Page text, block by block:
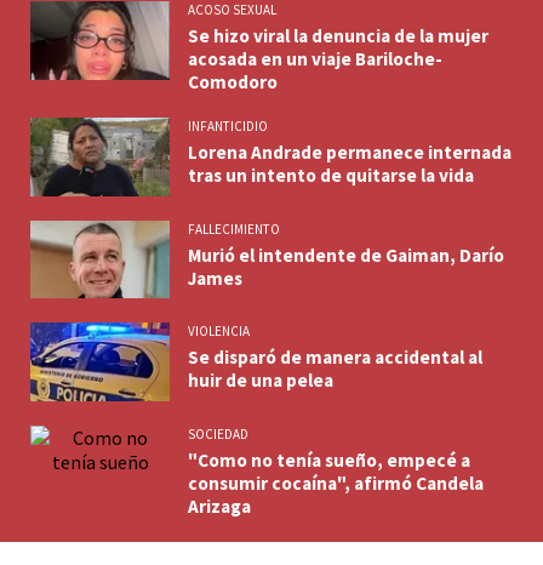
ACOSO SEXUAL
Se hizo viral la denuncia de la mujer
acosada en un viaje Bariloche-
Comodoro
INFANTICIDIO
Lorena Andrade permanece internada
tras un intento de quitarse la vida
FALLECIMIENTO
Murió el intendente de Gaiman, Darío
James
VIOLENCIA
Se disparó de manera accidental al
huir de una pelea
SOCIEDAD
"Como no tenía sueño, empecé a
consumir cocaína", afirmó Candela
Arizaga